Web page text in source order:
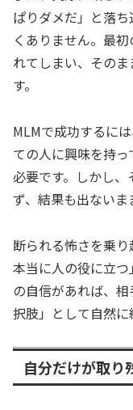
ぱりダメだ」と落
くありません。最
れてしまい、その
す。
MLMで成功するに
ての人に興味を持
必要です。しかし
ず、結果も出ないま
断られる怖さを乗
本当に人の役に立
の自信があれば、
択肢」として自然に
自分だけが取り